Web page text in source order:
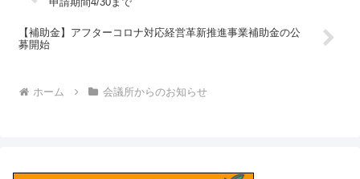
【補助金】アフターコロナ対応経営革新推進事業補助金の公
募開始
ホーム 会議所からのお知らせ